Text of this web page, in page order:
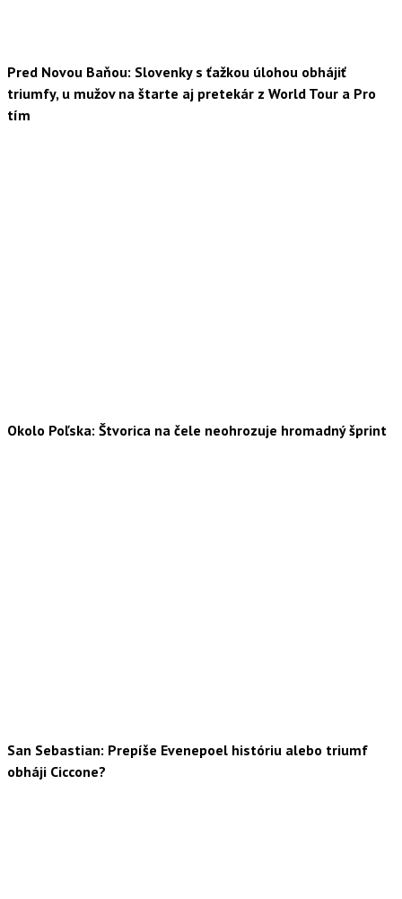
Pred Novou Baňou: Slovenky s ťažkou úlohou obhájiť
triumfy, u mužov na štarte aj pretekár z World Tour a Pro
tím
Okolo Poľska: Štvorica na čele neohrozuje hromadný šprint
San Sebastian: Prepíše Evenepoel históriu alebo triumf
obháji Ciccone?